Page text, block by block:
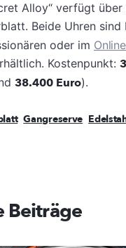
Alloy“ verfügt
Beide Uhren sind
oder im
Kostenpunkt:
38.400 Euro).
Gangreserve
Beiträge